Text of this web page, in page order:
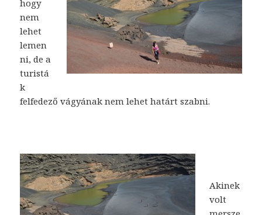
hogy
nem
lehet
lemen
ni, de a
turistá
k
felfedező vágyának nem lehet határt szabni.
Akinek
volt